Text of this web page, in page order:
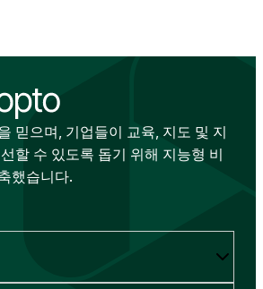
믿으며, 기업들이 교육, 지도 및 지
할 수 있도록 돕기 위해 지능형 비
했습니다.